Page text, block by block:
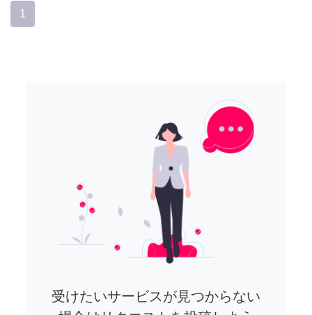
1
受けたいサービスが見つからない